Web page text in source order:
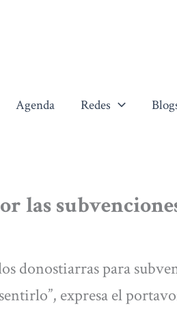
Agenda Redes
las
donostiarras para
expresa el